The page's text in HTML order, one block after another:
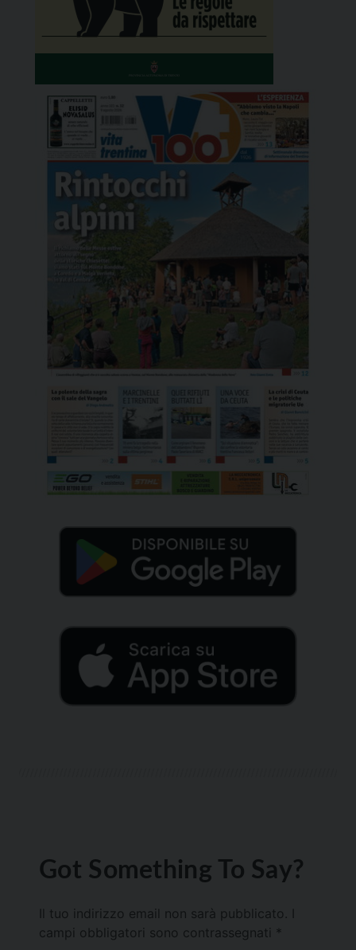
Got Something To Say?
Il tuo indirizzo email non sarà pubblicato.
campi obbligatori sono contrassegnati *